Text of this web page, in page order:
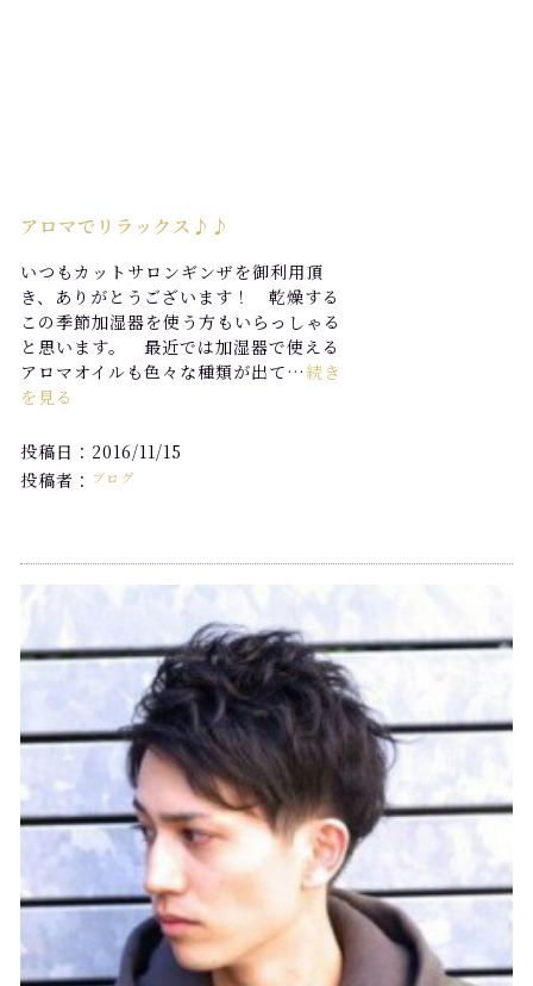
アロマでリラックス♪♪
いつもカットサロンギンザを御利用頂
き、ありがとうございます！ 乾燥する
この季節加湿器を使う方もいらっしゃる
と思います。 最近では加湿器で使える
アロマオイルも色々な種類が出て… 続き
を見る
投稿日：2016/11/15
投稿者： ブログ